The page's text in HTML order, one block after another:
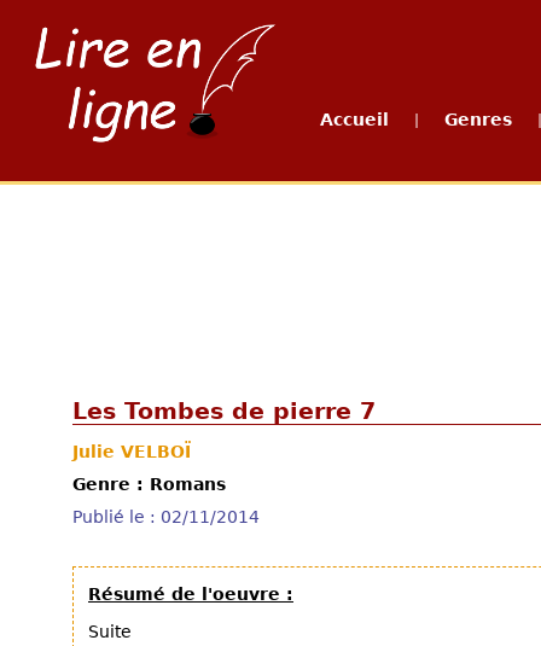
Accueil Genres
Les Tombes de pierre 7
Julie VELBOÏ
Genre : Romans
Publié le : 02/11/2014
Résumé de l'oeuvre :
Suite